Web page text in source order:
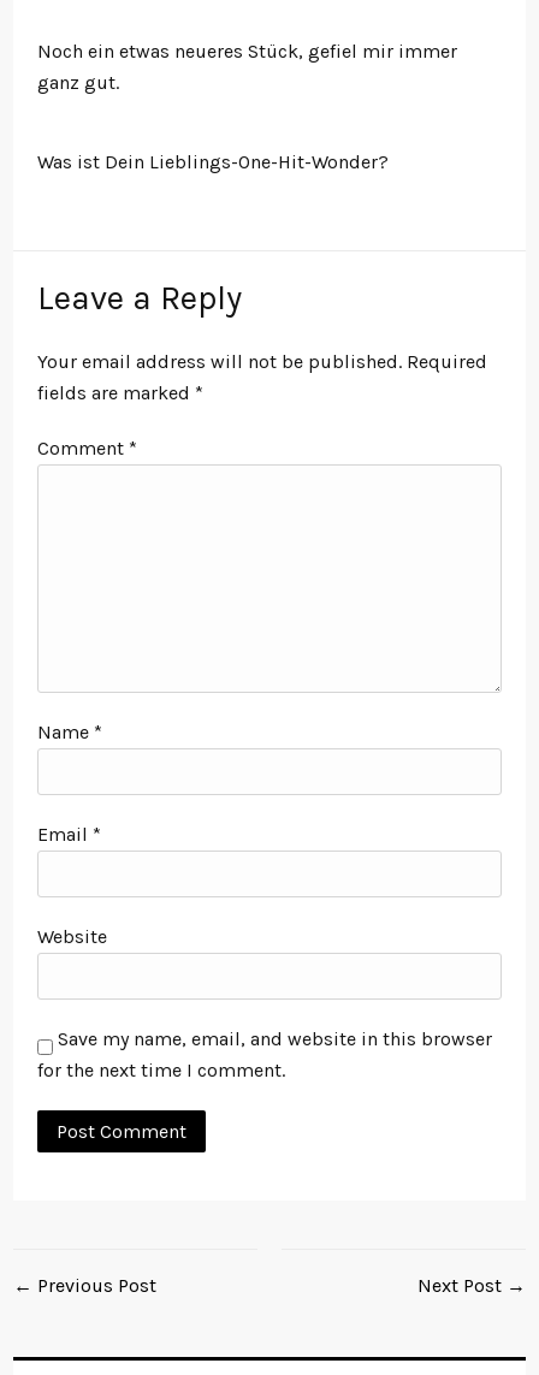
Noch ein etwas neueres Stück, gefiel mir immer
ganz gut.
Was ist Dein Lieblings-One-Hit-Wonder?
Leave a Reply
Your email address will not be published. Required
fields are marked *
Comment *
Name *
Email *
Website
Save my name, email, and website in this browser
for the next time I comment.
← Previous Post Next Post →